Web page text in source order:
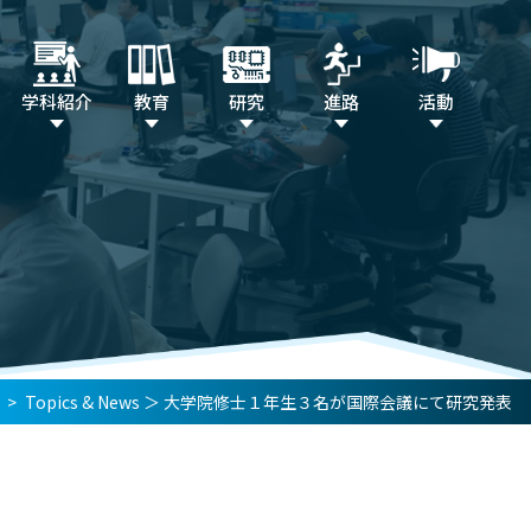
学科紹介 教育 研究 進路 活動
> Topics & News ＞ 大学院修士１年生３名が国際会議にて研究発表